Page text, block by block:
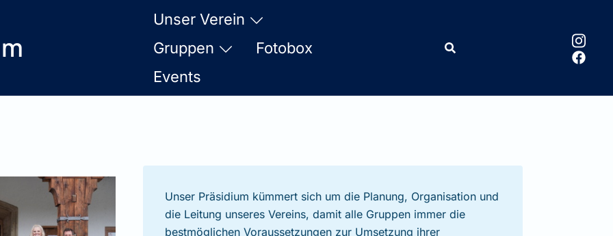
Unser Verein
Gruppen
Fotobox
Events
Unser Präsidium kümmert sich um die Planung, Organisation und
die Leitung unseres Vereins, damit alle Gruppen immer die
bestmöglichen Voraussetzungen zur Umsetzung ihrer